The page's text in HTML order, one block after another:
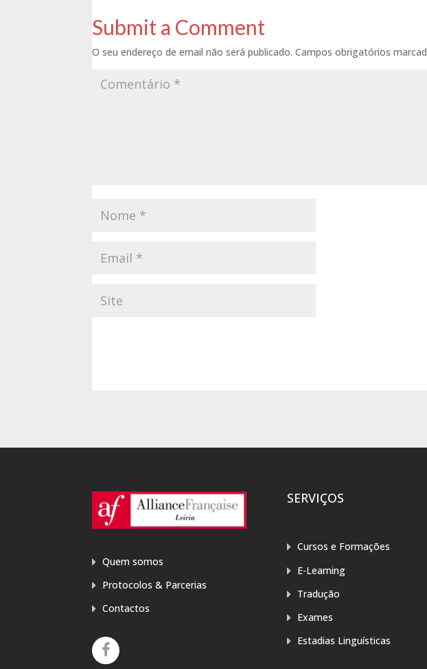
Submit a Comment
O seu endereço de email não será publicado. Campos obrigatórios
Quem somos
Protocolos & Parcerias
Contactos
SERVIÇOS
Cursos e Formações
E-Learning
Tradução
Exames
Estadias Linguísticas